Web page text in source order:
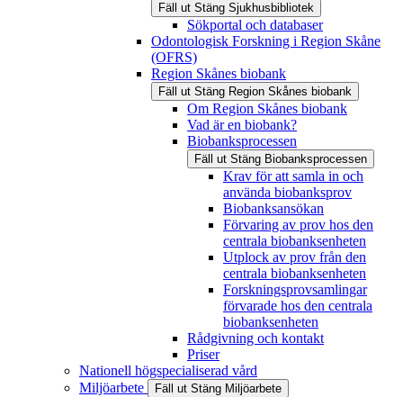
Fäll ut Stäng Sjukhusbibliotek
Sökportal och databaser
Odontologisk Forskning i Region Skåne
(OFRS)
Region Skånes biobank
Fäll ut Stäng Region Skånes biobank
Om Region Skånes biobank
Vad är en biobank?
Biobanksprocessen
Fäll ut Stäng Biobanksprocessen
Krav för att samla in och
använda biobanksprov
Biobanksansökan
Förvaring av prov hos den
centrala biobanksenheten
Utplock av prov från den
centrala biobanksenheten
Forskningsprovsamlingar
förvarade hos den centrala
biobanksenheten
Rådgivning och kontakt
Priser
Nationell högspecialiserad vård
Miljöarbete
Fäll ut Stäng Miljöarbete